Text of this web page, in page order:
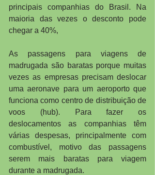
principais companhias do Brasil. Na
maioria das vezes o desconto pode
chegar a 40%,
As passagens para viagens de
madrugada são baratas porque muitas
vezes as empresas precisam deslocar
uma aeronave para um aeroporto que
funciona como centro de distribuição de
voos (hub). Para fazer os
deslocamentos as companhias têm
várias despesas, principalmente com
combustível, motivo das passagens
serem mais baratas para viagem
durante a madrugada.